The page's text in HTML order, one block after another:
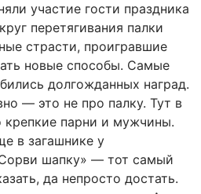
участие гости праздника
перетягивания палки
страсти, проигравшие
новые способы. Самые
долгожданных наград.
— это не про палку. Тут в
крепкие парни и мужчины.
в загашнике у
шапку» — тот самый
да непросто достать.